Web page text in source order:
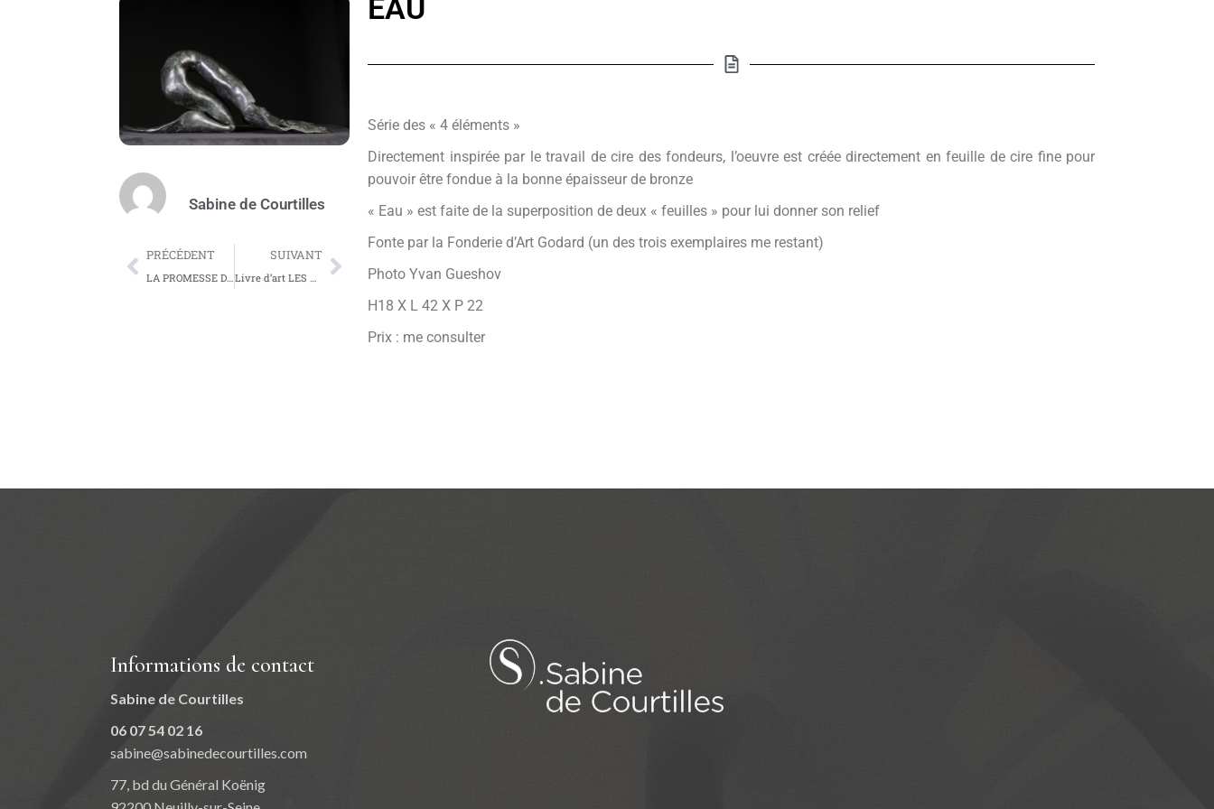
Sabine de Courtilles
PRÉCÉDENT SUIVANT
EAU
Série des « 4 éléments »
Directement inspirée par le travail de cire des fondeurs, l’oeuvre est créée directement en feuille de cire fine pour
pouvoir être fondue à la bonne épaisseur de bronze
« Eau » est faite de la superposition de deux « feuilles » pour lui donner son relief
Fonte par la Fonderie d’Art Godard (un des trois exemplaires me restant)
Photo Yvan Gueshov
H18 X L 42 X P 22
Prix : me consulter
Informations de contact
Sabine de Courtilles
06 07 54 02 16
sabine@sabinedecourtilles.com
77, bd du Général Koënig